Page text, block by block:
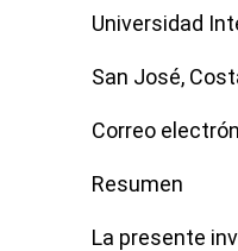
Universidad
San José,
Correo
Resumen
La presente